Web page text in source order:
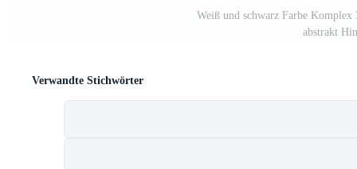
Weiß und schwarz Farbe
abstrakt
Verwandte Stichwörter